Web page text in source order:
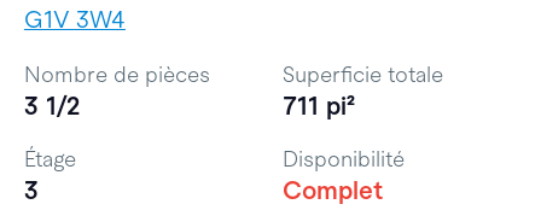
G1V 3W4
Nombre de pièces
3 1/2
Superficie totale
711 pi²
Étage
3
Disponibilité
Complet